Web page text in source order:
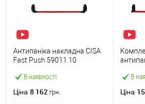
В наявності
Антипаніка накладна CISA
Fast Push 59011.10
штангою 900 мм червона
Ціна 8 162 грн.
В
Ціна